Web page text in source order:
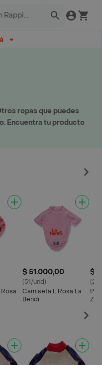
ropas que puedes
Encuentra tu producto
$ 51.000,00
(51/und)
Camiseta L Rosa La
Bendi
$